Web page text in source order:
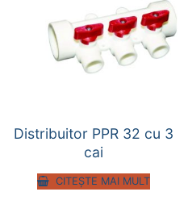
Distribuitor PPR 32 cu 3
cai
CITEȘTE MAI MULT